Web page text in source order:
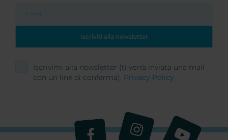
Iscrivimi alla newsletter (ti verrà inviata una mail
con un link di conferma). Privacy Policy